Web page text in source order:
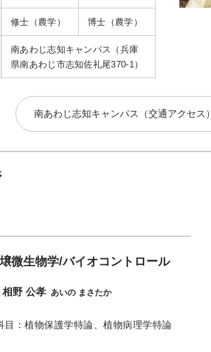
修士（農学） 博士（農学）
南あわじ志知キャンパス（兵庫
県南あわじ市志知佐礼尾370-1）
南あわじ志知キャンパス（交通アクセス）
微生物学/バイオコントロール
相野 公孝 あいの まさたか
目：植物保護学特論、植物病理学特論